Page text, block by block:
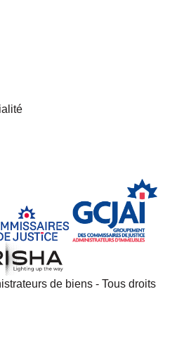
de biens - Tous droits